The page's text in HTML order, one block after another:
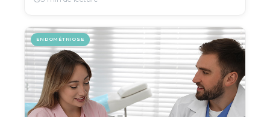
ENDOMÉTRIOSE